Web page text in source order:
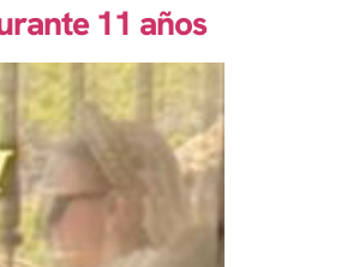
11 años